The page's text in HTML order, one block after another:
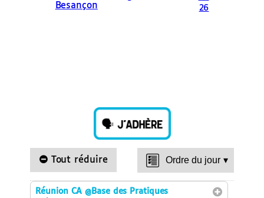
Besançon
26
Tout réduire Ordre du jour ▾
Réunion CA@Base des Pratiques